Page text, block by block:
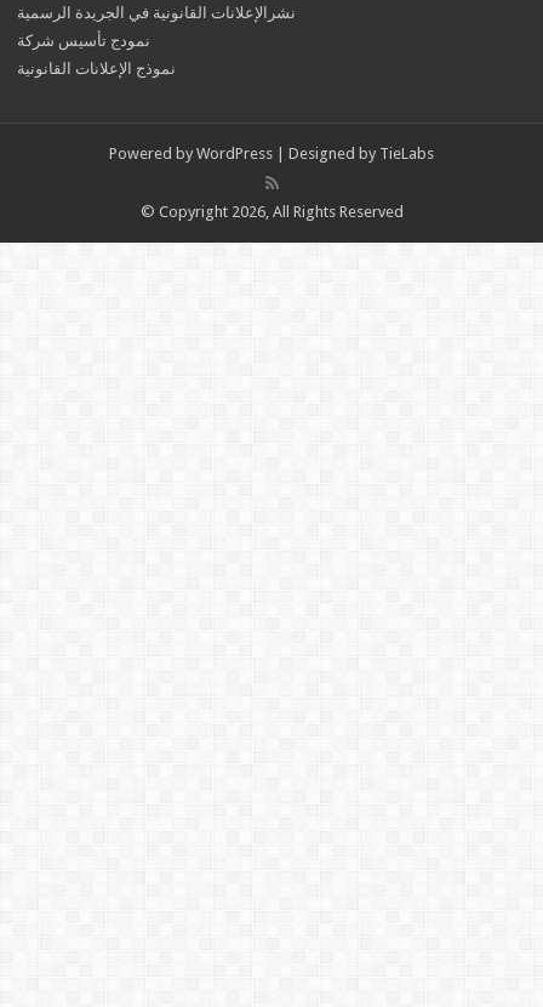
نشرالإعلانات القانونية في الجريدة الرسمية
نمودج تأسيس شركة
نموذج الإعلانات القانونية
Powered by WordPress | Designed by TieLabs
© Copyright 2026, All Rights Reserved